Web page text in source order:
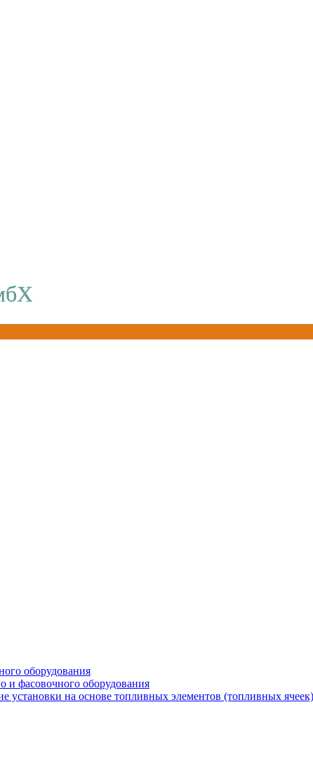
оборудования
и фасовочного оборудования
установки на основе топливных элементов (топливных ячеек)